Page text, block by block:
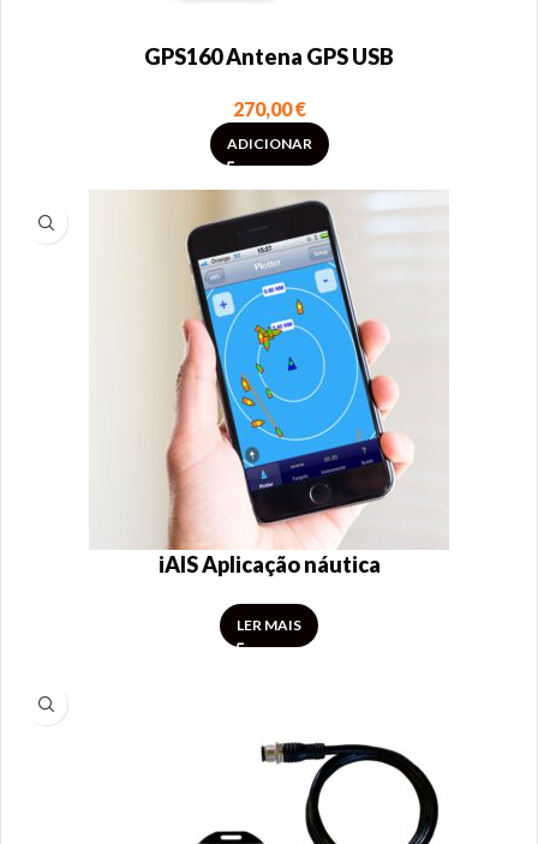
GPS160 Antena GPS USB
270,00€
ADICIONAR
iAIS Aplicação náutica
LER MAIS